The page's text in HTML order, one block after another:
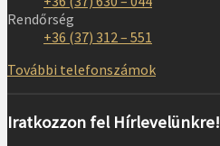
Rendőrség
+36 (37) 312 – 551
További telefonszámok
Iratkozzon fel Hírlevelünkre!